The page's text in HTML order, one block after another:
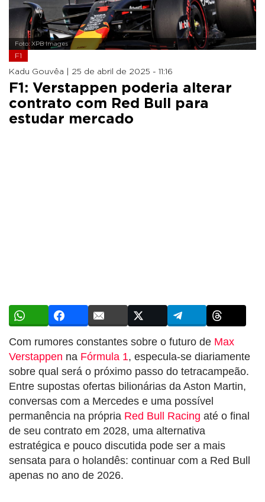
Foto: XPB Images
F1
Kadu Gouvêa | 25 de abril de 2025 - 11:16
F1: Verstappen poderia alterar
contrato com Red Bull para
estudar mercado
Com rumores constantes sobre o futuro de Max
Verstappen na Fórmula 1, especula-se diariamente
sobre qual será o próximo passo do tetracampeão.
Entre supostas ofertas bilionárias da Aston Martin,
conversas com a Mercedes e uma possível
permanência na própria Red Bull Racing até o final
de seu contrato em 2028, uma alternativa
estratégica e pouco discutida pode ser a mais
sensata para o holandês: continuar com a Red Bull
apenas no ano de 2026.